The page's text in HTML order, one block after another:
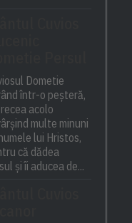
Dometie
într-o peșteră,
acolo
multe minuni
lui Hristos,
că dădea
și îi aducea de...